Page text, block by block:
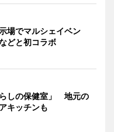
場でマルシェイベン
どと初コラボ
しの保健室」 地元の
キッチンも